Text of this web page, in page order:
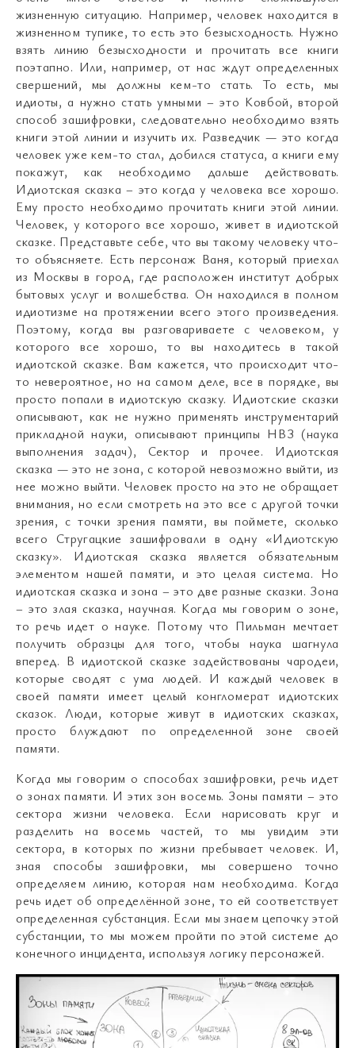
жизненную ситуацию. Например, человек находится в
жизненном тупике, то есть это безысходность. Нужно
взять линию безысходности и прочитать все книги
поэтапно. Или, например, от нас ждут определенных
свершений, мы должны кем-то стать. То есть, мы
идиоты, а нужно стать умными – это Ковбой, второй
способ зашифровки, следовательно необходимо взять
книги этой линии и изучить их. Разведчик — это когда
человек уже кем-то стал, добился статуса, а книги ему
покажут, как необходимо дальше действовать.
Идиотская сказка – это когда у человека все хорошо.
Ему просто необходимо прочитать книги этой линии.
Человек, у которого все хорошо, живет в идиотской
сказке. Представьте себе, что вы такому человеку что-
то объясняете. Есть персонаж Ваня, который приехал
из Москвы в город, где расположен институт добрых
бытовых услуг и волшебства. Он находился в полном
идиотизме на протяжении всего этого произведения.
Поэтому, когда вы разговариваете с человеком, у
которого все хорошо, то вы находитесь в такой
идиотской сказке. Вам кажется, что происходит что-
то невероятное, но на самом деле, все в порядке, вы
просто попали в идиотскую сказку. Идиотские сказки
описывают, как не нужно применять инструментарий
прикладной науки, описывают принципы НВЗ (наука
выполнения задач), Сектор и прочее. Идиотская
сказка — это не зона, с которой невозможно выйти, из
нее можно выйти. Человек просто на это не обращает
внимания, но если смотреть на это все с другой точки
зрения, с точки зрения памяти, вы поймете, сколько
всего Стругацкие зашифровали в одну «Идиотскую
сказку». Идиотская сказка является обязательным
элементом нашей памяти, и это целая система. Но
идиотская сказка и зона – это две разные сказки. Зона
– это злая сказка, научная. Когда мы говорим о зоне,
то речь идет о науке. Потому что Пильман мечтает
получить образцы для того, чтобы наука шагнула
вперед. В идиотской сказке задействованы чародеи,
которые сводят с ума людей. И каждый человек в
своей памяти имеет целый конгломерат идиотских
сказок. Люди, которые живут в идиотских сказках,
просто блуждают по определенной зоне своей
памяти.
Когда мы говорим о способах зашифровки, речь идет
о зонах памяти. И этих зон восемь. Зоны памяти – это
сектора жизни человека. Если нарисовать круг и
разделить на восемь частей, то мы увидим эти
сектора, в которых по жизни пребывает человек. И,
зная способы зашифровки, мы совершено точно
определяем линию, которая нам необходима. Когда
речь идет об определённой зоне, то ей соответствует
определенная субстанция. Если мы знаем цепочку этой
субстанции, то мы можем пройти по этой системе до
конечного инцидента, используя логику персонажей.